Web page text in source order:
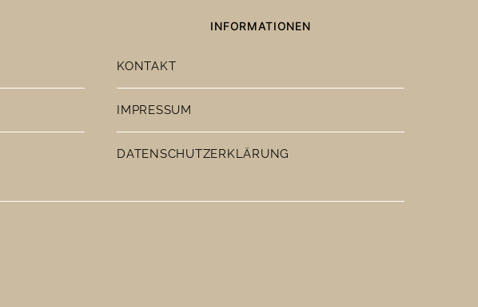
INFORMATIONEN
KONTAKT
IMPRESSUM
DATENSCHUTZERKLÄRUNG